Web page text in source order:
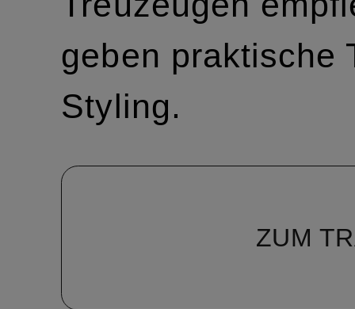
geben praktische
Styling.
ZUM